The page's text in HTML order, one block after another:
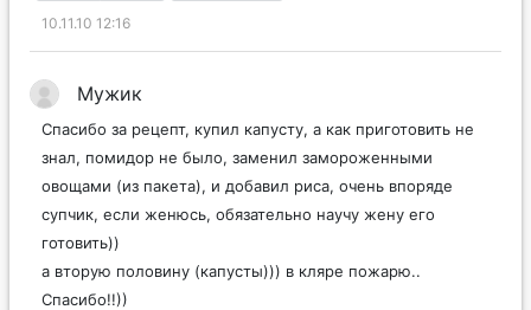
10.11.10 12:16
Мужик
Спасибо за рецепт, купил капусту, а как приготовить не
знал, помидор не было, заменил замороженными
овощами (из пакета), и добавил риса, очень впоряде
супчик, если женюсь, обязательно научу жену его
готовить))
а вторую половину (капусты))) в кляре пожарю..
Спасибо!!))